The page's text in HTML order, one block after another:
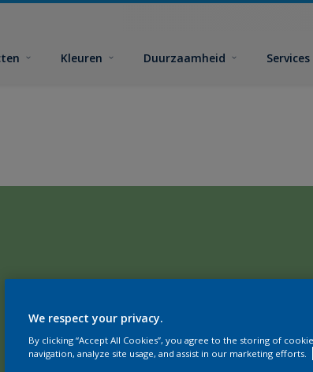
Kleuren Duurzaamheid Services
We respect your privacy.
By clicking “Accept All Cookies”, you agree to the storing of
navigation, analyze site usage, and assist in our marketing efforts.